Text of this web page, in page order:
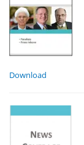
Download